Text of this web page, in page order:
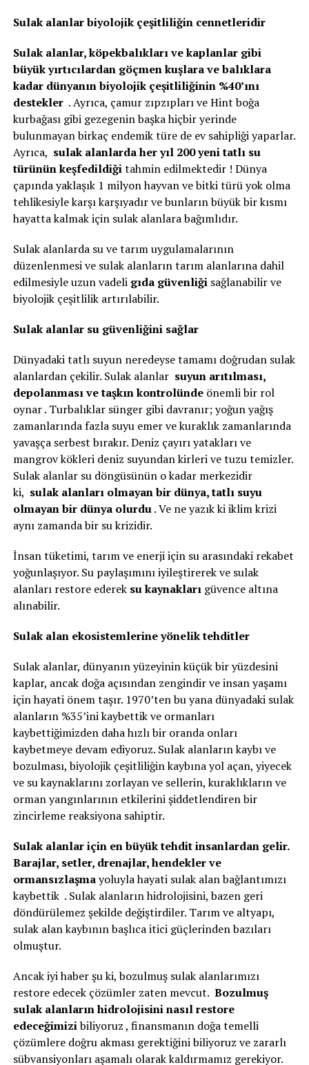
Sulak alanlar biyolojik çeşitliliğin cennetleridir
Sulak alanlar, köpekbalıkları ve kaplanlar gibi
büyük yırtıcılardan göçmen kuşlara ve balıklara
kadar dünyanın biyolojik çeşitliliğinin %40’ını
destekler. Ayrıca, çamur zıpzıpları ve Hint boğa
kurbağası gibi gezegenin başka hiçbir yerinde
bulunmayan birkaç endemik türe de ev sahipliği yaparlar.
Ayrıca, sulak alanlarda her yıl 200 yeni tatlı su
türünün keşfedildiğitahmin edilmektedir ! Dünya
çapında yaklaşık 1 milyon hayvan ve bitki türü yok olma
tehlikesiyle karşı karşıyadır ve bunların büyük bir kısmı
hayatta kalmak için sulak alanlara bağımlıdır.
Sulak alanlarda su ve tarım uygulamalarının
düzenlenmesi ve sulak alanların tarım alanlarına dahil
edilmesiyle uzun vadeli gıda güvenliğisağlanabilir ve
biyolojik çeşitlilik artırılabilir.
Sulak alanlar su güvenliğini sağlar
Dünyadaki tatlı suyun neredeyse tamamı doğrudan sulak
alanlardan çekilir. Sulak alanlar suyun arıtılması,
depolanması ve taşkın kontrolündeönemli bir rol
oynar . Turbalıklar sünger gibi davranır; yoğun yağış
zamanlarında fazla suyu emer ve kuraklık zamanlarında
yavaşça serbest bırakır. Deniz çayırı yatakları ve
mangrov kökleri deniz suyundan kirleri ve tuzu temizler.
Sulak alanlar su döngüsünün o kadar merkezidir
ki, sulak alanları olmayan bir dünya, tatlı suyu
olmayan bir dünya olurdu. Ve ne yazık ki iklim krizi
aynı zamanda bir su krizidir.
İnsan tüketimi, tarım ve enerji için su arasındaki rekabet
yoğunlaşıyor. Su paylaşımını iyileştirerek ve sulak
alanları restore ederek su kaynaklarıgüvence altına
alınabilir.
Sulak alan ekosistemlerine yönelik tehditler
Sulak alanlar, dünyanın yüzeyinin küçük bir yüzdesini
kaplar, ancak doğa açısından zengindir ve insan yaşamı
için hayati önem taşır. 1970’ten bu yana dünyadaki sulak
alanların %35’ini kaybettik ve ormanları
kaybettiğimizden daha hızlı bir oranda onları
kaybetmeye devam ediyoruz. Sulak alanların kaybı ve
bozulması, biyolojik çeşitliliğin kaybına yol açan, yiyecek
ve su kaynaklarını zorlayan ve sellerin, kuraklıkların ve
orman yangınlarının etkilerini şiddetlendiren bir
zincirleme reaksiyona sahiptir.
Sulak alanlar için en büyük tehdit insanlardan gelir.
Barajlar, setler, drenajlar, hendekler ve
ormansızlaşmayoluyla hayati sulak alan bağlantımızı
kaybettik . Sulak alanların hidrolojisini, bazen geri
döndürülemez şekilde değiştirdiler. Tarım ve altyapı,
sulak alan kaybının başlıca itici güçlerinden bazıları
olmuştur.
Ancak iyi haber şu ki, bozulmuş sulak alanlarımızı
restore edecek çözümler zaten mevcut. Bozulmuş
sulak alanların hidrolojisini nasıl restore
edeceğimizibiliyoruz , finansmanın doğa temelli
çözümlere doğru akması gerektiğini biliyoruz ve zararlı
sübvansiyonları aşamalı olarak kaldırmamız gerekiyor.